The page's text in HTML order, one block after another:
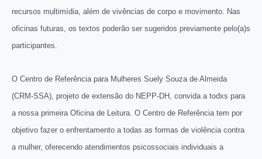
recursos multimídia, além de vivências de corpo e movimento. Nas
oficinas futuras, os textos poderão ser sugeridos previamente pelo(a)s
participantes.
O Centro de Referência para Mulheres Suely Souza de Almeida
(CRM-SSA), projeto de extensão do NEPP-DH, convida a todxs para
a nossa primeira Oficina de Leitura. O Centro de Referência tem por
objetivo fazer o enfrentamento a todas as formas de violência contra
a mulher, oferecendo atendimentos psicossociais individuais a